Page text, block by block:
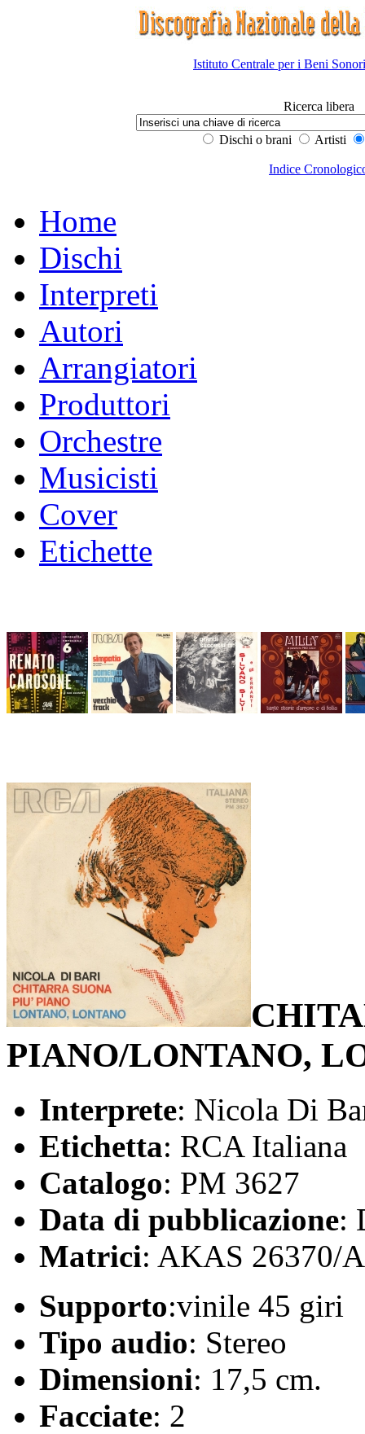
Istituto Centrale per i Beni
Ricerca libera
Dischi o brani Artisti
Indice
Home
Dischi
Interpreti
Autori
Arrangiatori
Produttori
Orchestre
Musicisti
Cover
Etichette
PIANO/LONTANO,
Interprete: Nicola Di
Etichetta: RCA Italiana
Catalogo: PM 3627
Data di pubblicazione:
Matrici: AKAS 26370/
Supporto:vinile 45 giri
Tipo audio: Stereo
Dimensioni: 17,5 cm.
Facciate: 2